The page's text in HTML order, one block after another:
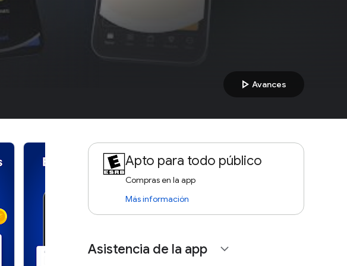
play_arrow Avances
Apto para todo público
Compras en la app
Más información
Asistencia de la app expand_more